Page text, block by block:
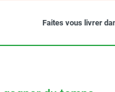
Faites vous livrer